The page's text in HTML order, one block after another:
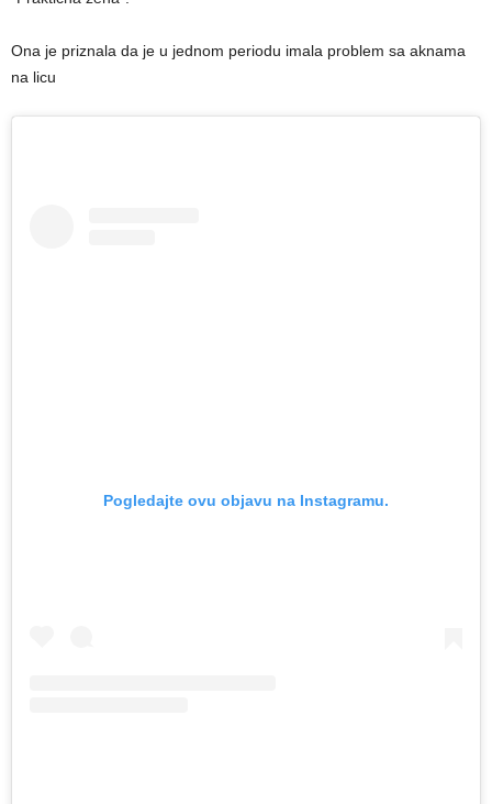
Ona je priznala da je u jednom periodu imala problem sa aknama
na licu
Pogledajte ovu objavu na Instagramu.